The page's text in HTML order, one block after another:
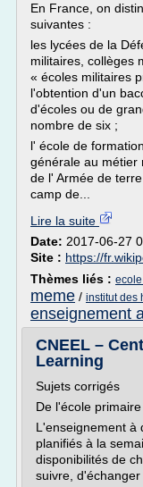
En France, on
suivantes :
les lycées de la
militaires, collèges
« écoles militaires
l'obtention d'un
d'écoles ou de
nombre de six ;
l' école de
générale au métier
de l' Armée de
camp de...
Lire la suite
Date: 2017-06-27
Site : https://
Thèmes liés :
meme / institut des
enseignement
CNEEL –
Learning
Sujets corrigés
De l'école
L'enseignement à
planifiés à la
disponibilités de
suivre,